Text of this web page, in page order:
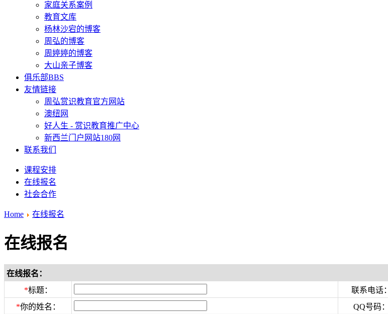
家庭关系案例
教育文库
杨林沙宕的博客
周弘的博客
周婷婷的博客
大山亲子博客
俱乐部BBS
友情链接
周弘赏识教育官方网站
澳纽网
好人生 - 赏识教育推广中心
新西兰门户网站180网
联系我们
课程安排
在线报名
社会合作
Home 在线报名
在线报名
在线报名：
*标题：
联系电话：
*你的姓名：
QQ号码：